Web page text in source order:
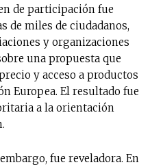
de participación fue
de miles de ciudadanos,
y organizaciones
una propuesta que
y acceso a productos
Europea. El resultado fue
a la orientación
fue reveladora. En